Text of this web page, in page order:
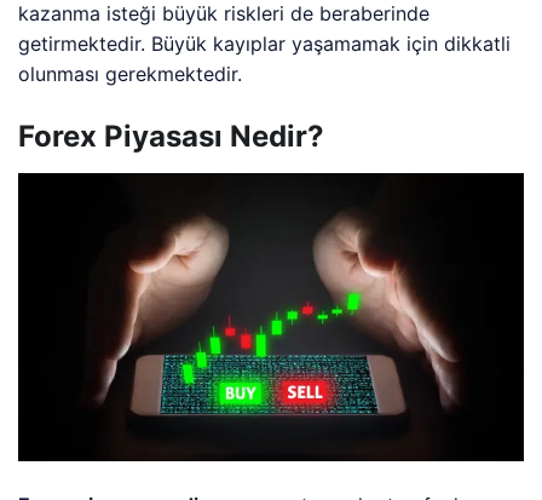
kazanma isteği büyük riskleri de beraberinde
getirmektedir. Büyük kayıplar yaşamamak için dikkatli
olunması gerekmektedir.
Forex Piyasası Nedir?